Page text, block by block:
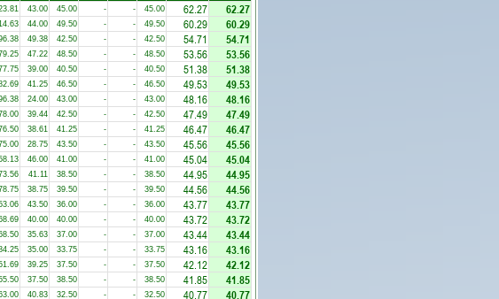
43.00 45.00 - - 45.00 62.27 62.27
44.00 49.50 - - 49.50 60.29 60.29
49.38 42.50 - - 42.50 54.71 54.71
47.22 48.50 - - 48.50 53.56 53.56
39.00 40.50 - - 40.50 51.38 51.38
41.25 46.50 - - 46.50 49.53 49.53
24.00 43.00 - - 43.00 48.16 48.16
39.44 42.50 - - 42.50 47.49 47.49
38.61 41.25 - - 41.25 46.47 46.47
28.75 43.50 - - 43.50 45.56 45.56
46.00 41.00 - - 41.00 45.04 45.04
41.11 38.50 - - 38.50 44.95 44.95
38.75 39.50 - - 39.50 44.56 44.56
43.50 36.00 - - 36.00 43.77 43.77
40.00 40.00 - - 40.00 43.72 43.72
35.63 37.00 - - 37.00 43.44 43.44
35.00 33.75 - - 33.75 43.16 43.16
39.25 37.50 - - 37.50 42.12 42.12
37.50 38.50 - - 38.50 41.85 41.85
40.83 32.50 - - 32.50 40.77 40.77